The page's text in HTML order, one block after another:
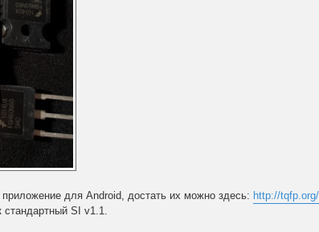
для Android, достать их можно здесь: http://
SI v1.1.